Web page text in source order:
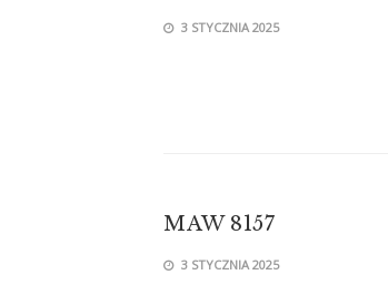
3 STYCZNIA 2025
MAW 8157
3 STYCZNIA 2025